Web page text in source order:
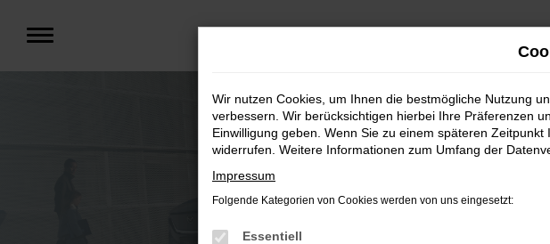
Zum
Hauptinhalt
Wir nutzen Cookies, um Ihnen die bestmögliche Nutzung
verbessern. Wir berücksichtigen hierbei Ihre Präferenzen
Einwilligung geben. Wenn Sie zu einem späteren
widerrufen. Weitere Informationen zum Umfang der
Impressum
Folgende Kategorien von Cookies werden von uns eingesetzt:
Essentiell